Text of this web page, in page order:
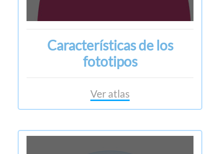
Características de los
fototipos
Ver atlas